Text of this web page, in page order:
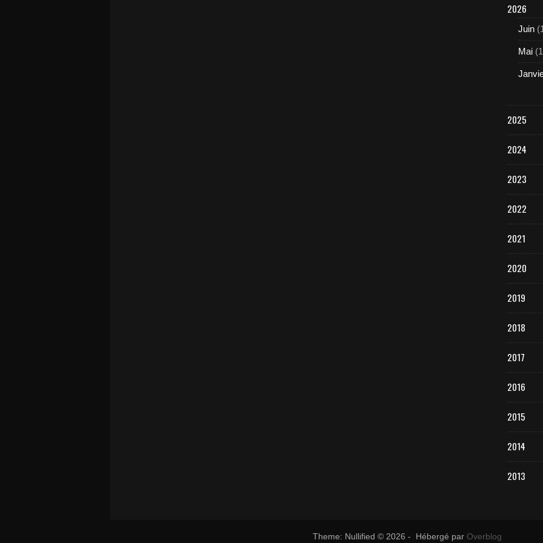
2026
Juin
Mai
2025
2024
2023
2022
2021
2020
2019
2018
2017
2016
2015
2014
2013
Theme: Nullified © 2026 - Hébergé par Overblog